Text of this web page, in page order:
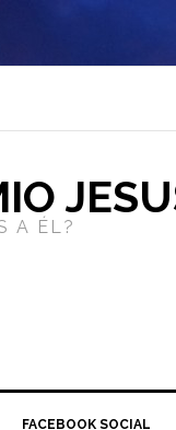
A ÉL?
FACEBOOK SOCIAL